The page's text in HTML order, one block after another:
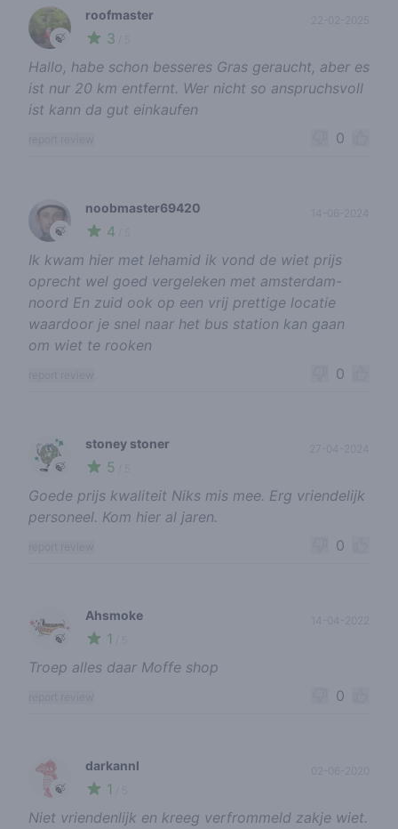
🍃
roofmaster
3
Hallo, habe schon besseres Gras geraucht, aber es
ist nur 20 km entfernt. Wer nicht so anspruchsvoll
ist kann da gut einkaufen
0
🍃
noobmaster69420
4
Ik kwam hier met lehamid ik vond de wiet prijs
oprecht wel goed vergeleken met amsterdam-
noord En zuid ook op een vrij prettige locatie
waardoor je snel naar het bus station kan gaan
om wiet te rooken
0
🍃
stoney stoner
5
Goede prijs kwaliteit Niks mis mee. Erg vriendelijk
personeel. Kom hier al jaren.
0
🍃
Ahsmoke
1
Troep alles daar Moffe shop
0
🍃
darkannl
1
Niet vriendenlijk en kreeg verfrommeld zakje wiet.